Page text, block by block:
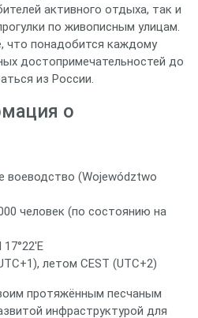
активного отдыха, так и
по живописным улицам.
что понадобится каждому
достопримечательностей до
из России.
о
воеводство (Województwo
человек (по состоянию на
17°22′E
летом CEST (UTC+2)
протяжённым песчаным
инфраструктурой для